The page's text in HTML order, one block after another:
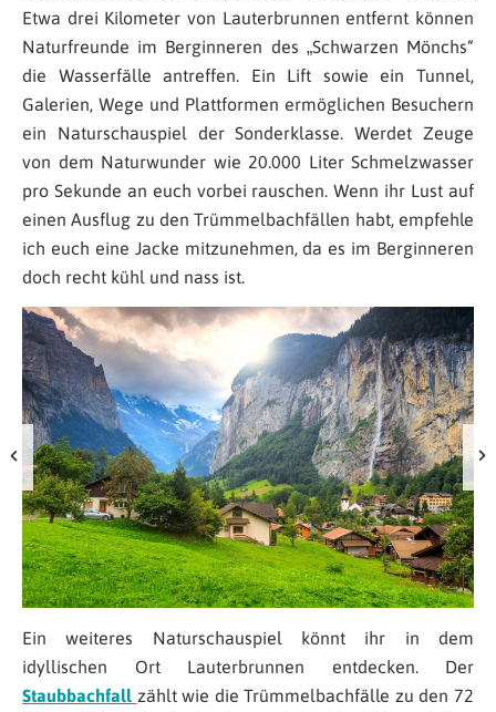
Etwa drei Kilometer von Lauterbrunnen entfernt können
Naturfreunde im Berginneren des „Schwarzen Mönchs“
die Wasserfälle antreffen. Ein Lift sowie ein Tunnel,
Galerien, Wege und Plattformen ermöglichen Besuchern
ein Naturschauspiel der Sonderklasse. Werdet Zeuge
von dem Naturwunder wie 20.000 Liter Schmelzwasser
pro Sekunde an euch vorbei rauschen. Wenn ihr Lust auf
einen Ausflug zu den Trümmelbachfällen habt, empfehle
ich euch eine Jacke mitzunehmen, da es im Berginneren
doch recht kühl und nass ist.
Ein weiteres Naturschauspiel könnt ihr in dem
idyllischen Ort Lauterbrunnen entdecken. Der
Staubbachfall zählt wie die Trümmelbachfälle zu den 72